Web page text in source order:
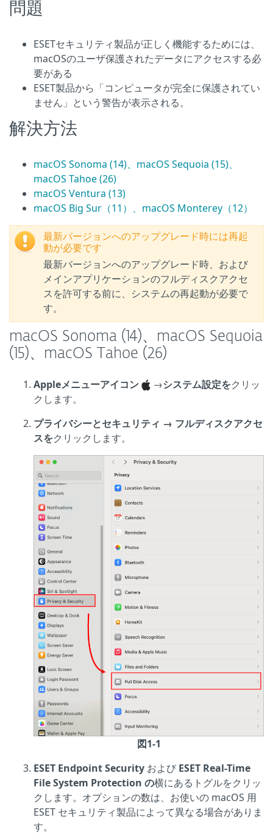
問題
ESETセキュリティ製品が正しく機能するためには、
macOSのユーザ保護されたデータにアクセスする必
要がある
ESET製品から「コンピュータが完全に保護されてい
ません」という警告が表示される。
解決方法
macOS Sonoma (14)、macOS Sequoia (15)、
macOS Tahoe (26)
macOS Ventura (13)
macOS Big Sur（11）、macOS Monterey（12）
最新バージョンへのアップグレード時には再起
動が必要です
最新バージョンへのアップグレード時、および
メインアプリケーションのフルディスクアクセ
スを許可する前に、システムの再起動が必要で
す。
macOS Sonoma (14)、macOS Sequoia
(15)、macOS Tahoe (26)
Appleメニューアイコン →システム設定をクリッ
クします。
プライバシーとセキュリティ → フルディスクアクセ
スをクリックします。
図1-1
ESET Endpoint Security および ESET Real-Time
File System Protection の横にあるトグルをクリッ
クします。オプションの数は、お使いの macOS 用
ESET セキュリティ製品によって異なる場合がありま
す。